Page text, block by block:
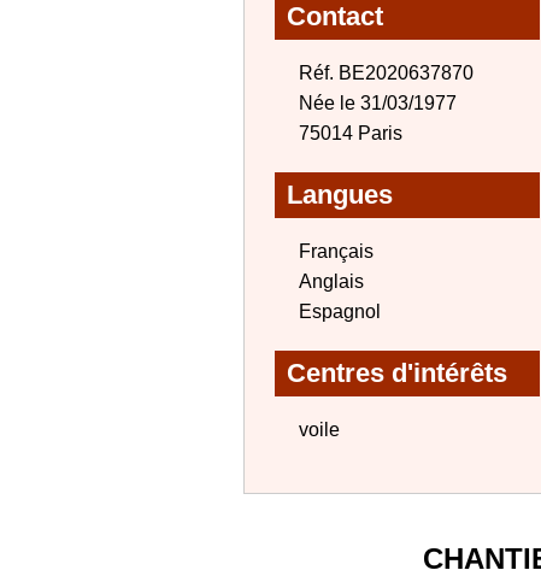
Contact
Réf. BE2020637870
Née le 31/03/1977
75014 Paris
Langues
Français
Anglais
Espagnol
Centres d'intérêts
voile